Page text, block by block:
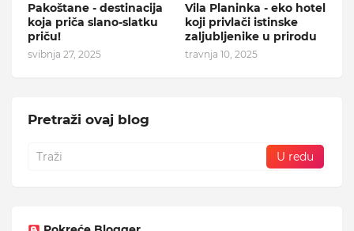
Pakoštane - destinacija
koja priča slano-slatku
priču!
svibnja 27, 2025
Vila Planinka - eko hotel
koji privlači istinske
zaljubljenike u prirodu
travnja 10, 2025
Pretraži ovaj blog